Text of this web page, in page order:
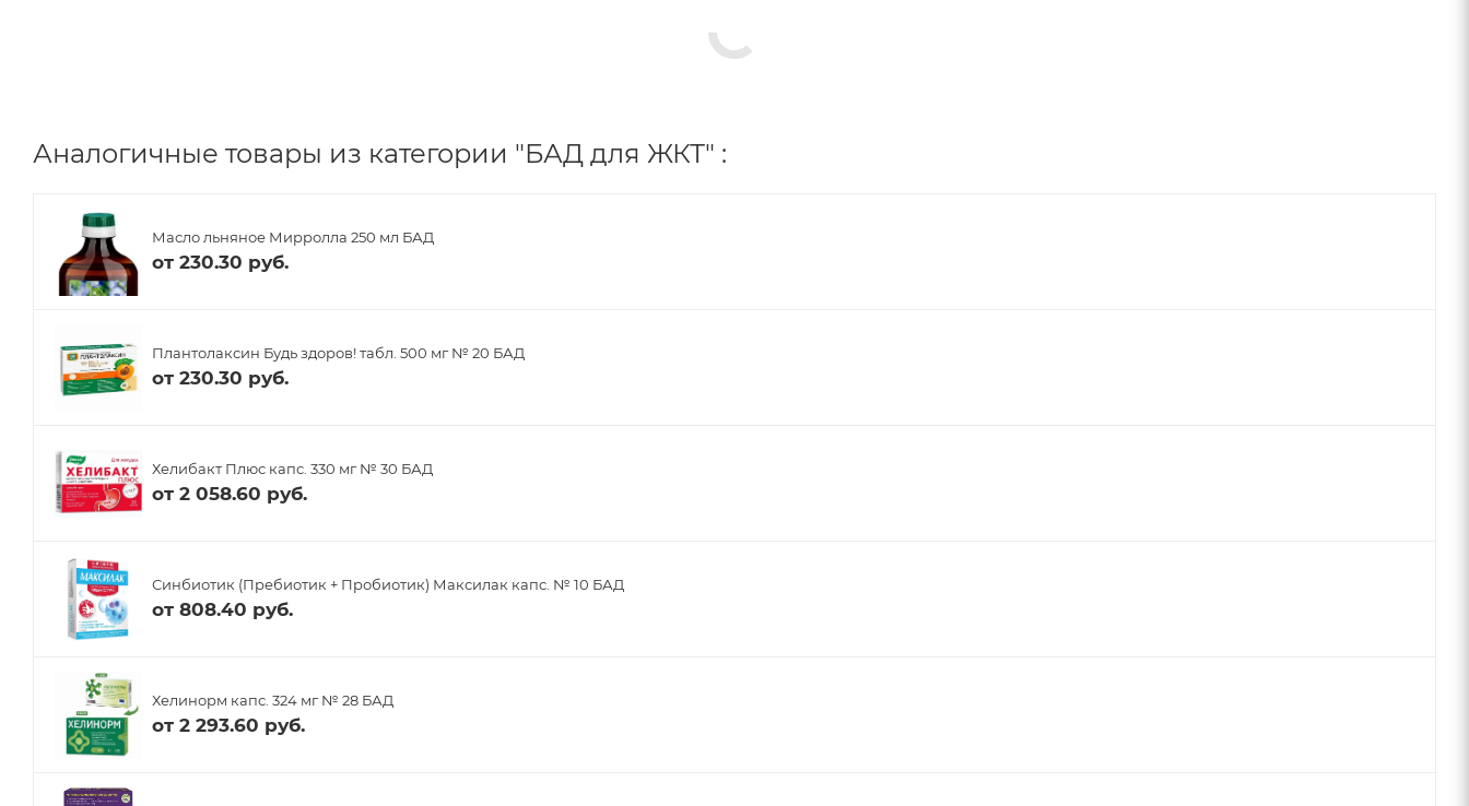
Аналогичные товары из категории "БАД для ЖКТ" :
Масло льняное Мирролла 250 мл БАД
от 230.30 руб.
Плантолаксин Будь здоров! табл. 500 мг № 20 БАД
от 230.30 руб.
Хелибакт Плюс капс. 330 мг № 30 БАД
от 2 058.60 руб.
Синбиотик (Пребиотик + Пробиотик) Максилак капс. № 10 БАД
от 808.40 руб.
Хелинорм капс. 324 мг № 28 БАД
от 2 293.60 руб.